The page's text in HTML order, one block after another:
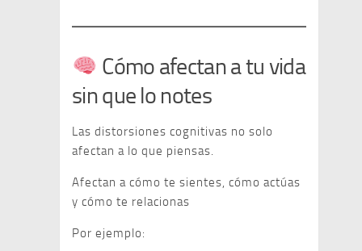
Cómo afectan a tu vida
sin que lo notes
Las distorsiones cognitivas no solo
afectan a lo que piensas.
Afectan a cómo te sientes, cómo actúas
y cómo te relacionas
Por ejemplo: